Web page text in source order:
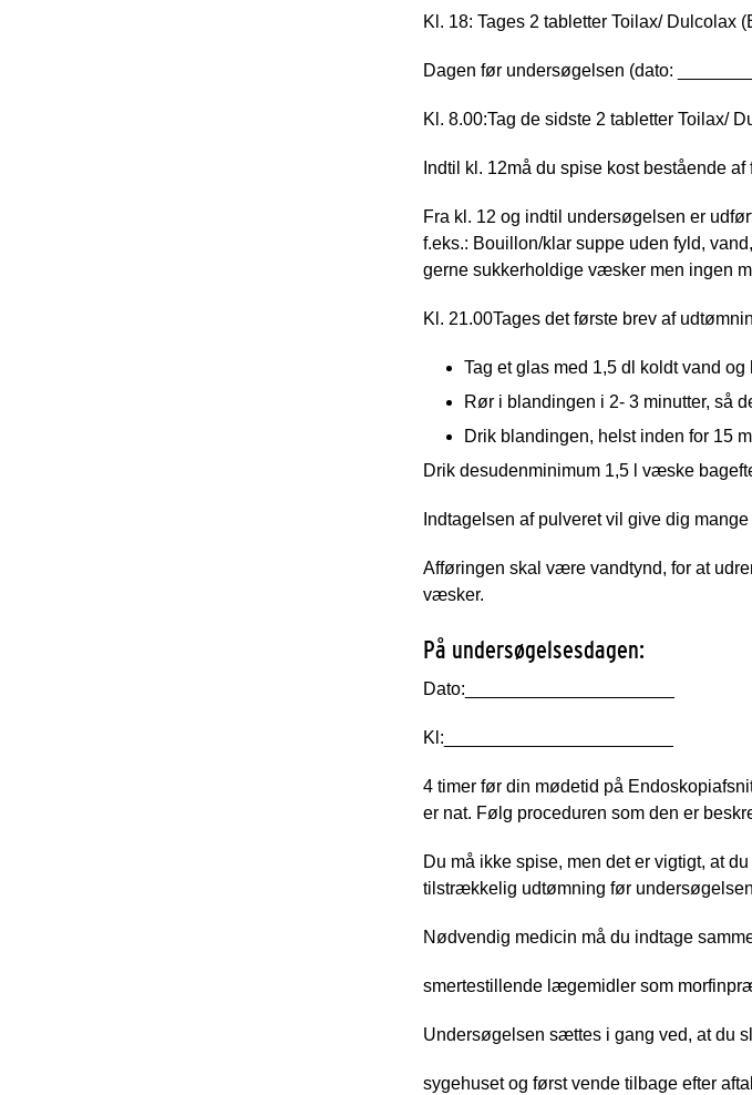
Kl. 18: Tages 2 tabletter Toilax/ Dulcolax
Dagen før undersøgelsen (dato:
Kl. 8.00:Tag de sidste 2 tabletter Toilax/
Indtil kl. 12må du spise kost bestående
Fra kl. 12 og indtil undersøgelsen er
f.eks.: Bouillon/klar suppe uden fyld,
gerne sukkerholdige væsker men ingen
Kl. 21.00Tages det første brev af
Tag et glas med 1,5 dl koldt vand
Rør i blandingen i 2- 3 minutter, så
Drik blandingen, helst inden for 15
Drik desudenminimum 1,5 l væske
Indtagelsen af pulveret vil give dig
Afføringen skal være vandtynd, for at
væsker.
På undersøgelsesdagen:
Dato:_____________________
Kl:_______________________
4 timer før din mødetid på
er nat. Følg proceduren som den er
Du må ikke spise, men det er vigtigt, at
tilstrækkelig udtømning før
Nødvendig medicin må du indtage
smertestillende lægemidler som
Undersøgelsen sættes i gang ved, at du
sygehuset og først vende tilbage efter